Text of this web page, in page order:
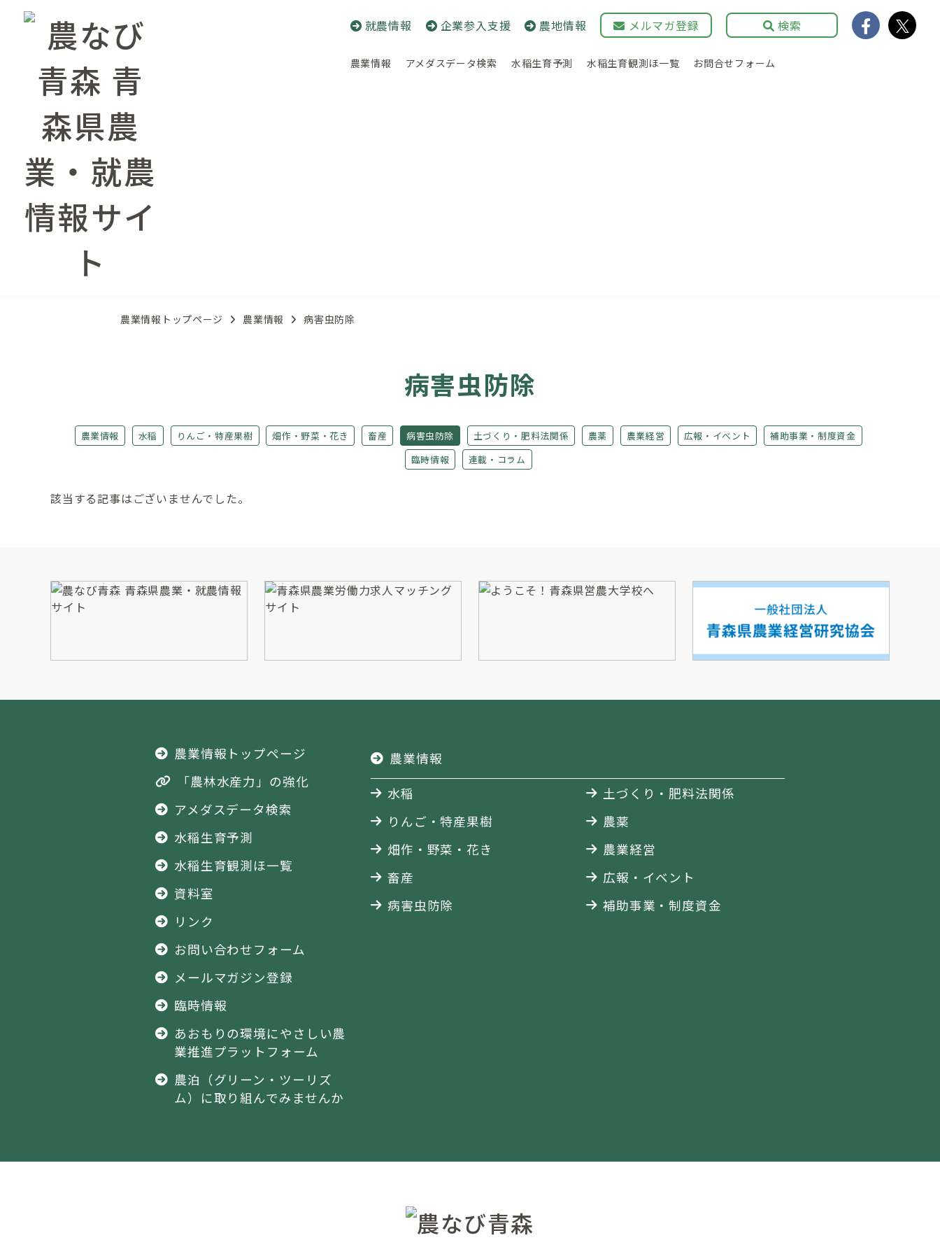
就農情報 企業参入支援 農地情報 メルマガ登録 検索
農業情報 アメダスデータ検索 水稲生育予測 水稲生育観測ほ一覧 お問合せフォーム
農業情報トップページ 農業情報 病害虫防除
病害虫防除
農業情報 水稲 りんご・特産果樹 畑作・野菜・花き 畜産 病害虫防除 土づくり・肥料法関係 農薬 農業経営 広報・イベント
補助事業・制度資金
臨時情報
連載・コラム
該当する記事はございませんでした。
農業情報トップページ
「農林水産力」の強化
アメダスデータ検索
水稲生育予測
水稲生育観測ほ一覧
資料室
リンク
お問い合わせフォーム
メールマガジン登録
臨時情報
あおもりの環境にやさしい農
業推進プラットフォーム
農泊（グリーン・ツーリズ
ム）に取り組んでみませんか
農業情報
水稲
りんご・特産果樹
畑作・野菜・花き
畜産
病害虫防除
土づくり・肥料法関係
農薬
農業経営
広報・イベント
補助事業・制度資金